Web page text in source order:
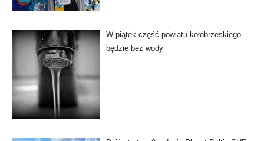
W piątek część powiatu kołobrzeskiego
będzie bez wody